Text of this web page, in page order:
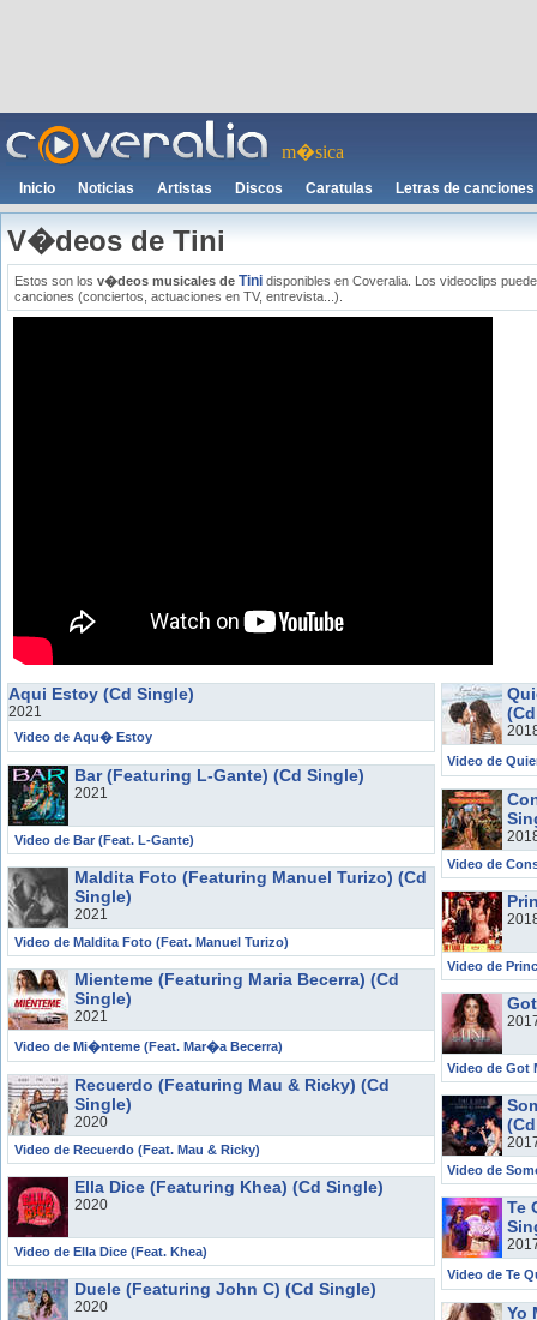
m�sica
Inicio Noticias Artistas Discos Caratulas Letras de canciones
V�deos de Tini
Estos son los v�deos musicales de Tini disponibles en Coveralia. Los videoclips
canciones (conciertos, actuaciones en TV, entrevista...).
Aqui Estoy (Cd Single)
2021
Video de Aqu� Estoy
Bar (Featuring L-Gante) (Cd Single)
2021
Video de Bar (Feat. L-Gante)
Maldita Foto (Featuring Manuel Turizo) (Cd
Single)
2021
Video de Maldita Foto (Feat. Manuel Turizo)
Mienteme (Featuring Maria Becerra) (Cd
Single)
2021
Video de Mi�nteme (Feat. Mar�a Becerra)
Recuerdo (Featuring Mau & Ricky) (Cd
Single)
2020
Video de Recuerdo (Feat. Mau & Ricky)
Ella Dice (Featuring Khea) (Cd Single)
2020
Video de Ella Dice (Feat. Khea)
Duele (Featuring John C) (Cd Single)
2020
Video de
Video de
Video de
Video de Got
Video de
Te
Video de Te
Yo